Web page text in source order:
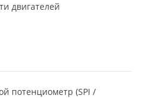
двигателей
потенциометр (SPI /